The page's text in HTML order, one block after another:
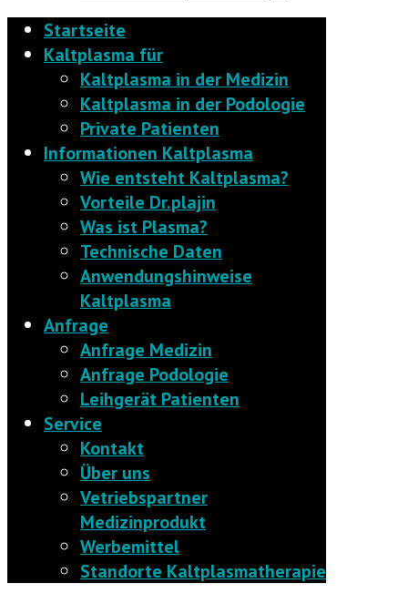
Startseite
Kaltplasma für
Kaltplasma in der Medizin
Kaltplasma in der Podologie
Private Patienten
Informationen Kaltplasma
Wie entsteht Kaltplasma?
Vorteile Dr.plajin
Was ist Plasma?
Technische Daten
Anwendungshinweise
Kaltplasma
Anfrage
Anfrage Medizin
Anfrage Podologie
Leihgerät Patienten
Service
Kontakt
Über uns
Vetriebspartner
Medizinprodukt
Werbemittel
Standorte Kaltplasmatherapie